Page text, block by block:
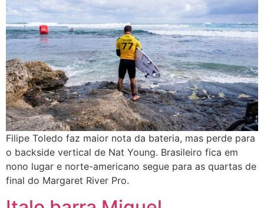
Filipe Toledo faz maior nota da bateria, mas perde para
o backside vertical de Nat Young. Brasileiro fica em
nono lugar e norte-americano segue para as quartas de
final do Margaret River Pro.